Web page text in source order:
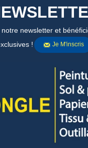
newsletter et
!
Je M'inscris